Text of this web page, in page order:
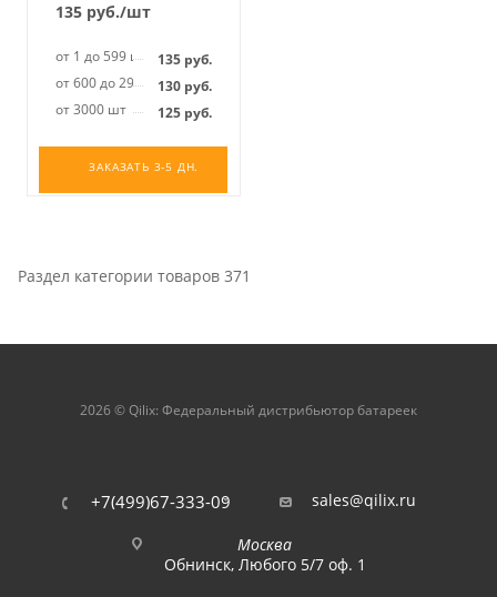
135 руб./шт
от 1 до 599 шт 135руб.
от 600 до 2999 шт
130руб.
от 3000 шт
125руб.
ЗАКАЗАТЬ 3-5 ДН.
Раздел категории товаров 371
2026 © Qilix: Федеральный дистрибьютор батареек
+7(499)67-333-09 sales@qilix.ru
Москва
Обнинск, Любого 5/7 оф. 1